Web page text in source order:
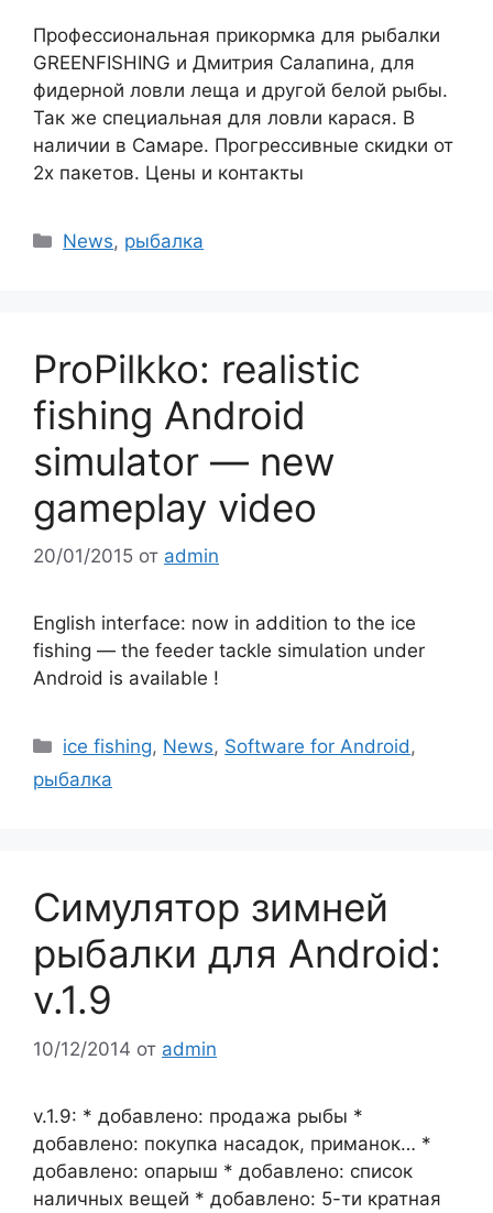
Профессиональная прикормка для рыбалки
GREENFISHING и Дмитрия Салапина, для
фидерной ловли леща и другой белой рыбы.
Так же специальная для ловли карася. В
наличии в Самаре. Прогрессивные скидки от
2х пакетов. Цены и контакты
Рубрики
News, рыбалка
ProPilkko: realistic
fishing Android
simulator — new
gameplay video
20/01/2015 от admin
English interface: now in addition to the ice
fishing — the feeder tackle simulation under
Android is available !
Рубрики
ice fishing, News, Software for Android,
рыбалка
Симулятор зимней
рыбалки для Android:
v.1.9
10/12/2014 от admin
v.1.9: * добавлено: продажа рыбы *
добавлено: покупка насадок, приманок… *
добавлено: опарыш * добавлено: список
наличных вещей * добавлено: 5-ти кратная